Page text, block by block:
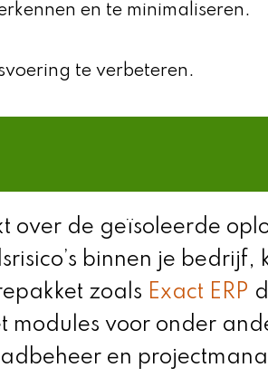
en te minimaliseren.
te verbeteren.
over de geïsoleerde
binnen je bedrijf,
zoals Exact ERP
modules voor onder
en